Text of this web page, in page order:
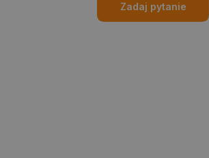
Zadaj pytanie